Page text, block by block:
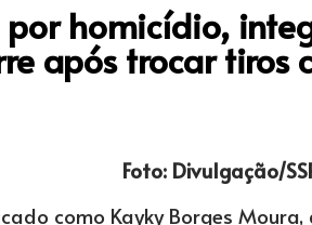
por homicídio,
após trocar tiros
Foto: Divulgação/
como Kayky Borges